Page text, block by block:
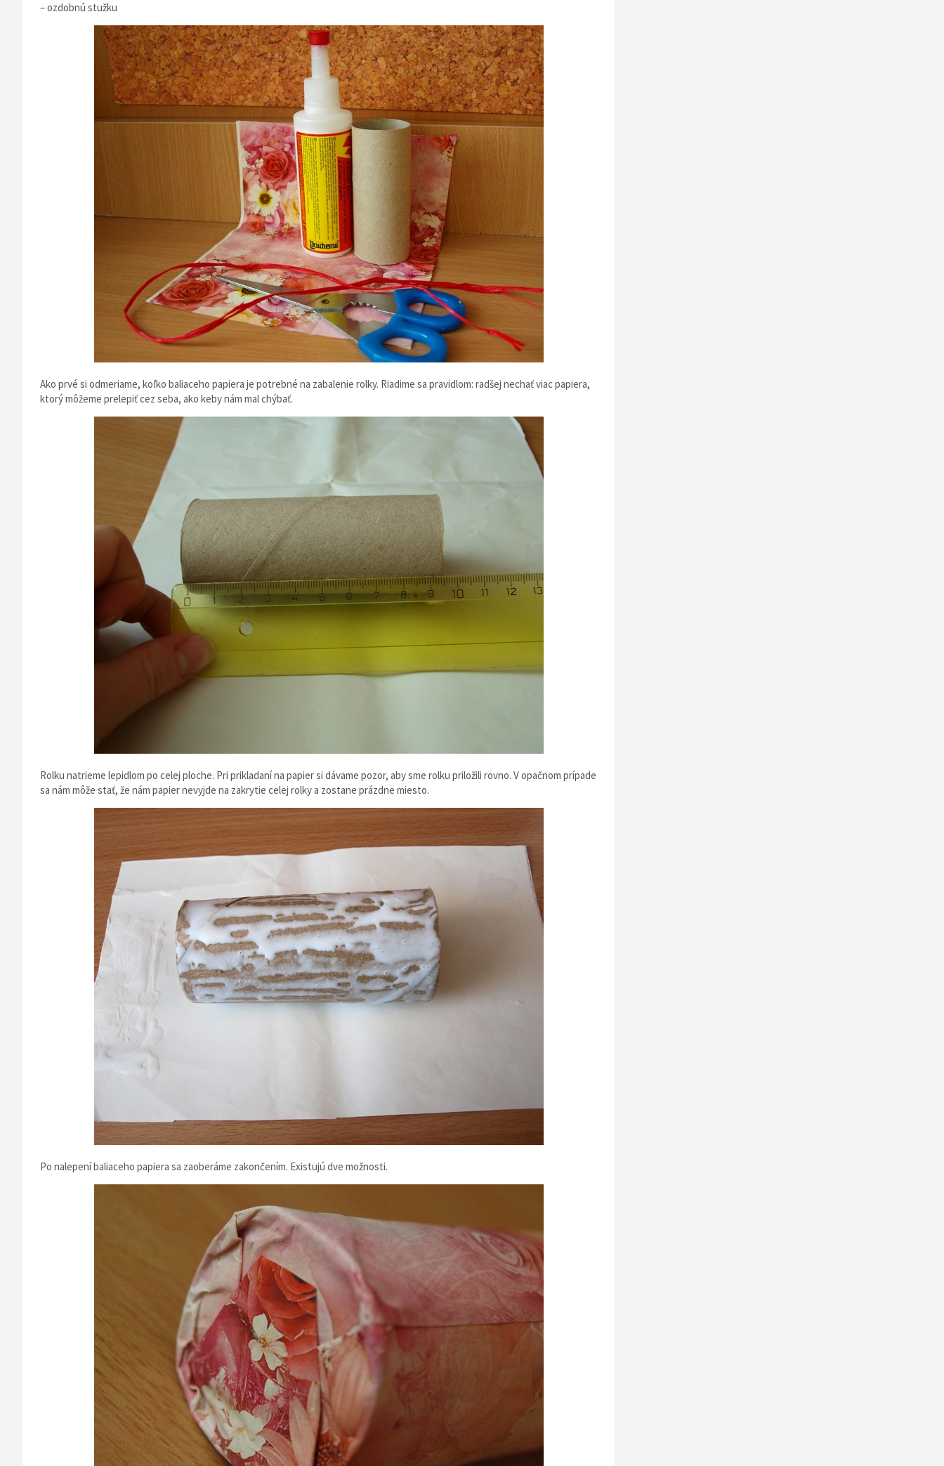
– ozdobnú stužku
Ako prvé si odmeriame, koľko baliaceho papiera je potrebné na zabalenie rolky. Riadime sa pravidlom: radšej nechať viac papiera,
ktorý môžeme prelepiť cez seba, ako keby nám mal chýbať.
Rolku natrieme lepidlom po celej ploche. Pri prikladaní na papier si dávame pozor, aby sme rolku priložili rovno. V opačnom prípade
sa nám môže stať, že nám papier nevyjde na zakrytie celej rolky a zostane prázdne miesto.
Po nalepení baliaceho papiera sa zaoberáme zakončením. Existujú dve možnosti.